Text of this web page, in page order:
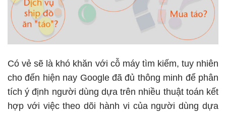
Có vẻ sẽ là khó khăn với cỗ máy tìm kiếm, tuy nhiên
cho đến hiện nay Google đã đủ thông minh để phân
tích ý định người dùng dựa trên nhiều thuật toán kết
hợp với việc theo dõi hành vi của người dùng dựa